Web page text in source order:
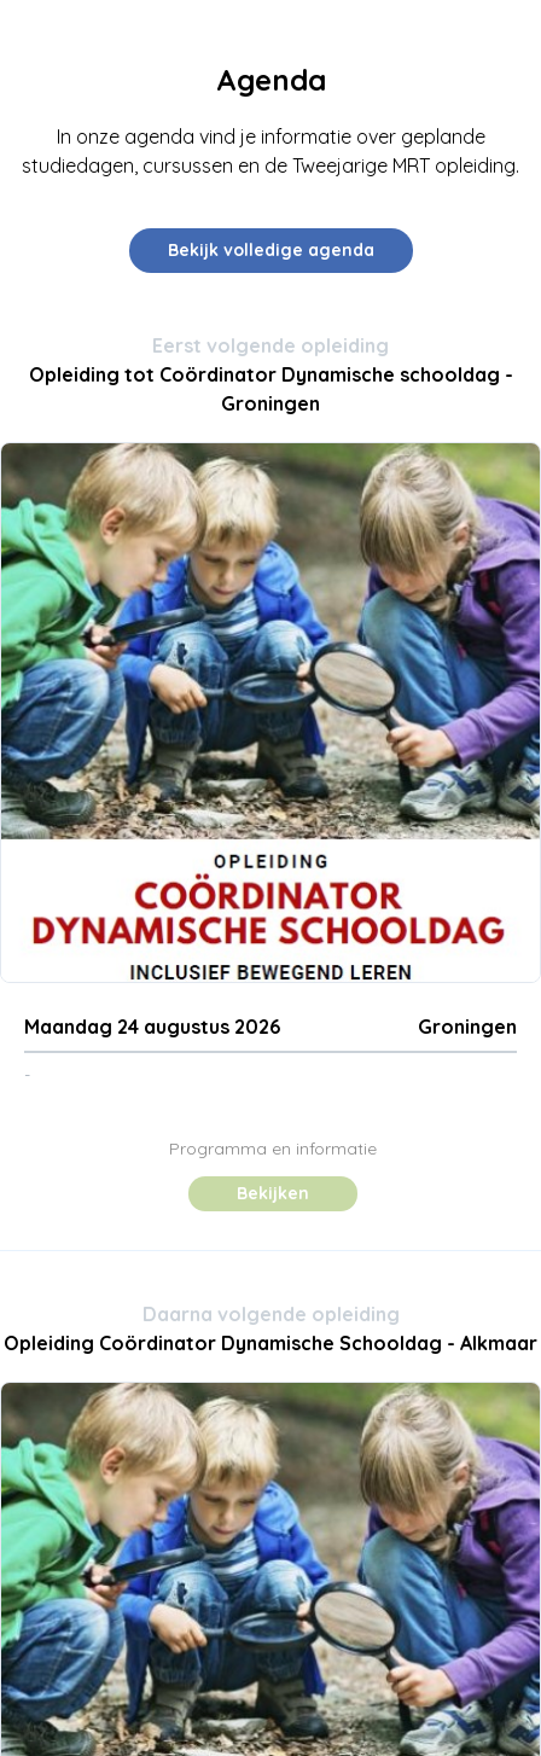
Agenda
In onze agenda vind je informatie over geplande
studiedagen, cursussen en de Tweejarige MRT opleiding.
Bekijk volledige agenda
Eerst volgende opleiding
Opleiding tot Coördinator Dynamische schooldag -
Groningen
Maandag 24 augustus 2026 Groningen
-
Programma en informatie
Bekijken
Daarna volgende opleiding
Opleiding Coördinator Dynamische Schooldag - Alkmaar